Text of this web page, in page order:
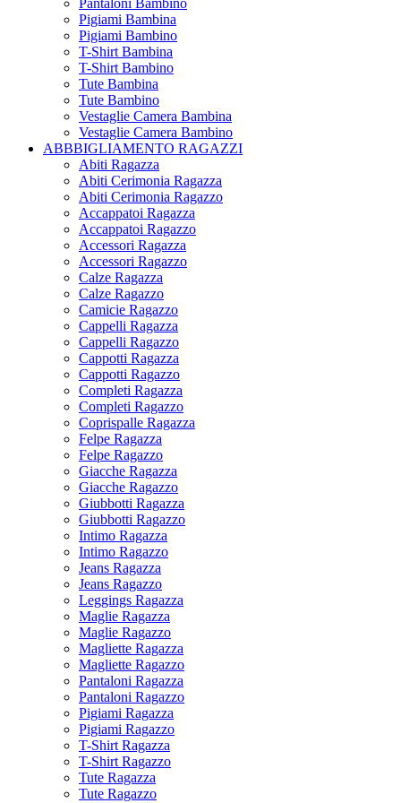
Pigiami Bambina
Pigiami Bambino
T-Shirt Bambina
T-Shirt Bambino
Tute Bambina
Tute Bambino
Vestaglie Camera Bambina
Vestaglie Camera Bambino
ABBBIGLIAMENTO RAGAZZI
Abiti Ragazza
Abiti Cerimonia Ragazza
Abiti Cerimonia Ragazzo
Accappatoi Ragazza
Accappatoi Ragazzo
Accessori Ragazza
Accessori Ragazzo
Calze Ragazza
Calze Ragazzo
Camicie Ragazzo
Cappelli Ragazza
Cappelli Ragazzo
Cappotti Ragazza
Cappotti Ragazzo
Completi Ragazza
Completi Ragazzo
Coprispalle Ragazza
Felpe Ragazza
Felpe Ragazzo
Giacche Ragazza
Giacche Ragazzo
Giubbotti Ragazza
Giubbotti Ragazzo
Intimo Ragazza
Intimo Ragazzo
Jeans Ragazza
Jeans Ragazzo
Leggings Ragazza
Maglie Ragazza
Maglie Ragazzo
Magliette Ragazza
Magliette Ragazzo
Pantaloni Ragazza
Pantaloni Ragazzo
Pigiami Ragazza
Pigiami Ragazzo
T-Shirt Ragazza
T-Shirt Ragazzo
Tute Ragazza
Tute Ragazzo